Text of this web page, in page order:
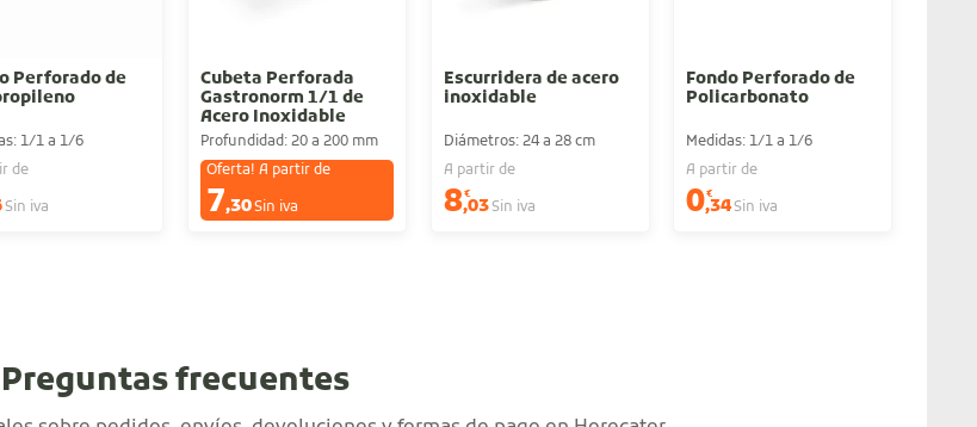
Perforado de
1/1 a 1/6
de
Sin iva
Cubeta Perforada
Gastronorm 1/1 de
Acero Inoxidable
Profundidad: 20 a 200 mm
Oferta! A partir de
7,30Sin iva
Escurridera de acero
inoxidable
Diámetros: 24 a 28 cm
A partir de
8€
,03Sin iva
Fondo Perforado de
Policarbonato
Medidas: 1/1 a 1/6
A partir de
0€
,34Sin iva
Preguntas frecuentes